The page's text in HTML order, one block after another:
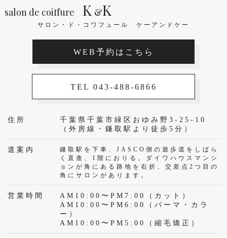
salon de coiffure K &K
サロン・ド・コワフュール ケーアンドケー
WEB予約はこちら
TEL 043-488-6866
住所
千葉県千葉市緑区おゆみ野3-25-10
（外房線・鎌取駅より徒歩5分）
道案内
鎌取駅を下車、JASCO側の遊歩道をしばら
く直進、1階におりる。ダイワハウスマンシ
ョンが角にある路地を右折、交差点2つ目の
角にサロンがあります。
営業時間
AM10:00〜PM7:00（カット）
AM10:00〜PM6:00（パーマ・カラ
ー）
AM10:00〜PM5:00（縮毛矯正）